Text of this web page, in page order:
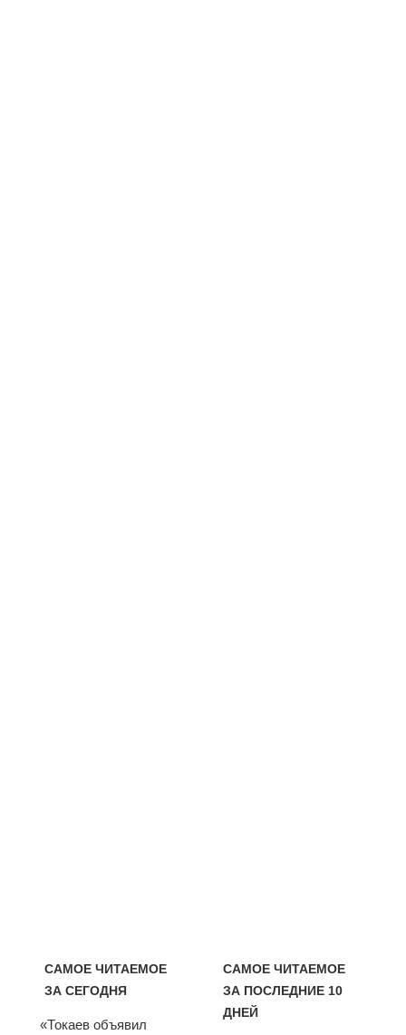
САМОЕ ЧИТАЕМОЕ
ЗА СЕГОДНЯ
«Токаев объявил
САМОЕ ЧИТАЕМОЕ
ЗА ПОСЛЕДНИЕ 10
ДНЕЙ